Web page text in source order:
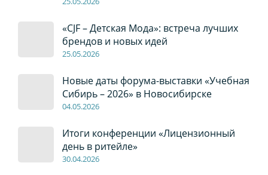
«CJF – Детская Мода»: встреча лучших
брендов и новых идей
25.05.2026
Новые даты форума-выставки «Учебная
Сибирь – 2026» в Новосибирске
04.05.2026
Итоги конференции «Лицензионный
день в ритейле»
30.04.2026